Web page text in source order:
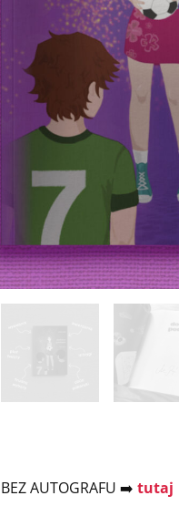
AUTOGRAFU ➡️ tutaj